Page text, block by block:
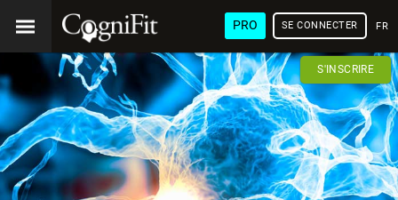
PRO SE CONNECTER
S'INSCRIRE